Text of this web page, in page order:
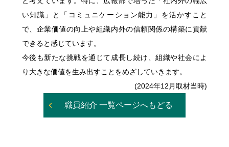
い知識」と「コミュニケーション能力」を活かすこと
で、企業価値の向上や組織内外の信頼関係の構築に貢献
できると感じています。
今後も新たな挑戦を通じて成長し続け、組織や社会によ
り大きな価値を生み出すことをめざしていきます。
(2024年12月取材当時)
職員紹介 一覧ページへもどる